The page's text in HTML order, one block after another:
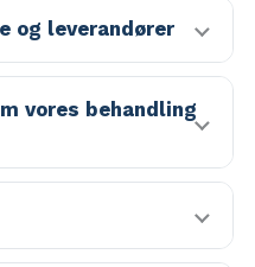
og leverandører
vores behandling